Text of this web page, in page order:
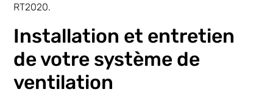
RT2020.
Installation et entretien
de votre système de
ventilation